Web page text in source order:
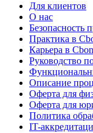
Для клиентов
О нас
Безопасность
Практика в
Карьера в
Руководство
Описание
Оферта для
Оферта для
Политика
IT-